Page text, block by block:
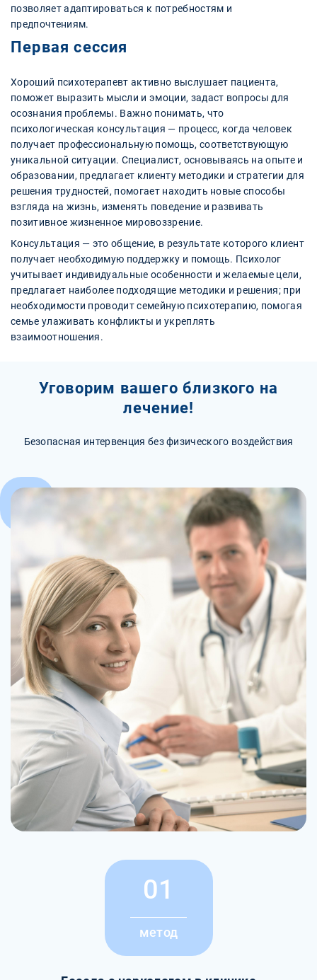
позволяет адаптироваться к потребностям и
предпочтениям.
Первая сессия
Хороший психотерапевт активно выслушает пациента,
поможет выразить мысли и эмоции, задаст вопросы для
осознания проблемы. Важно понимать, что
психологическая консультация — процесс, когда человек
получает профессиональную помощь, соответствующую
уникальной ситуации. Специалист, основываясь на опыте и
образовании, предлагает клиенту методики и стратегии для
решения трудностей, помогает находить новые способы
взгляда на жизнь, изменять поведение и развивать
позитивное жизненное мировоззрение.
Консультация — это общение, в результате которого клиент
получает необходимую поддержку и помощь. Психолог
учитывает индивидуальные особенности и желаемые цели,
предлагает наиболее подходящие методики и решения; при
необходимости проводит семейную психотерапию, помогая
семье улаживать конфликты и укреплять
взаимоотношения.
Уговорим вашего близкого на
лечение!
Безопасная интервенция без физического воздействия
01
метод